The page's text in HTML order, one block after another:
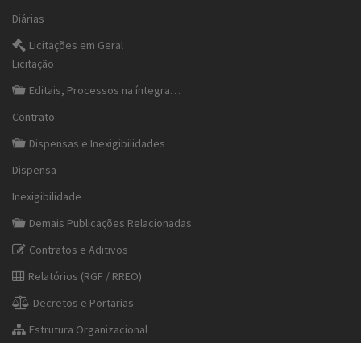
Diárias
Licitações em Geral
Licitação
Editais, Processos na íntegra…
Contrato
Dispensas e Inexigibilidades
Dispensa
Inexigibilidade
Demais Publicações Relacionadas
Contratos e Aditivos
Relatórios (RGF / RREO)
Decretos e Portarias
Estrutura Organizacional